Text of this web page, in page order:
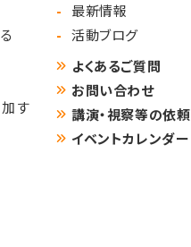
す
最新情報
活動ブログ
よくあるご質問
お問い合わせ
講演・視察等の依頼
イベントカレンダー